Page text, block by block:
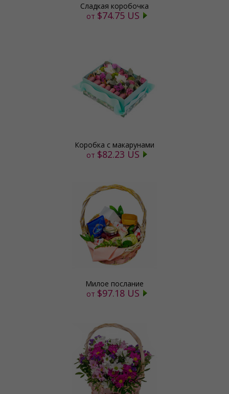
Сладкая коробочка
от $74.75 US
Коробка с макарунами
от $82.23 US
Милое послание
от $97.18 US